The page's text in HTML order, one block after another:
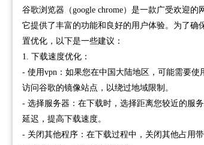
谷歌浏览器（google chrome）是一款广受欢迎的
它提供了丰富的功能和良好的用户体验。为了确
置优化，以下是一些建议：
1. 下载速度优化：
- 使用vpn：如果您在中国大陆地区，可能需要使
访问谷歌的镜像站点，以绕过地域限制。
- 选择服务器：在下载时，选择距离您较近的服
延迟，提高下载速度。
- 关闭其他程序：在下载过程中，关闭其他占用带